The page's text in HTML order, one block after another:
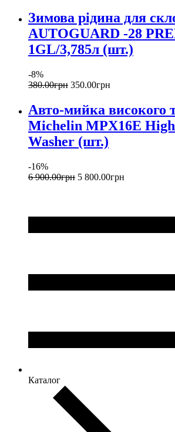
Зимова рідина для
AUTOGUARD -28
1GL/3,785л (шт.)
-8%
380.00грн 350.00грн
Авто-мийка високого
Michelin MPX16E High
Washer (шт.)
-16%
6 900.00грн 5 800.00грн
Каталог